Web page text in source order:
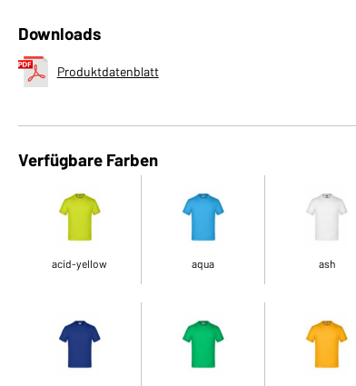
Downloads
Produktdatenblatt
Verfügbare Farben
acid-yellow aqua ash